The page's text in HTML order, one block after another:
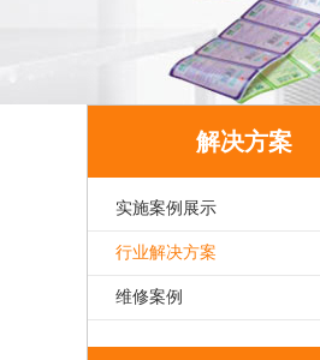
解决方案
实施案例展示
行业解决方案
维修案例